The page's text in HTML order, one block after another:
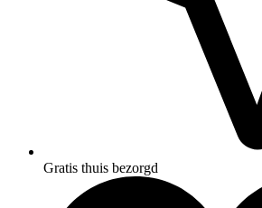
Gratis thuis bezorgd